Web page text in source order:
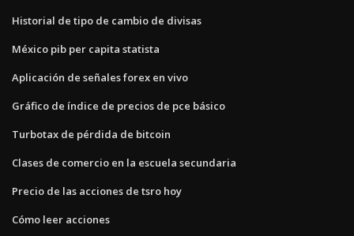
Historial de tipo de cambio de divisas
México pib per capita statista
Aplicación de señales forex en vivo
Gráfico de índice de precios de pce básico
Turbotax de pérdida de bitcoin
Clases de comercio en la escuela secundaria
Precio de las acciones de tsro hoy
Cómo leer acciones